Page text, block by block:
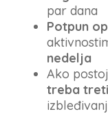
par dana
Potpun
nedelja
Ako
treba